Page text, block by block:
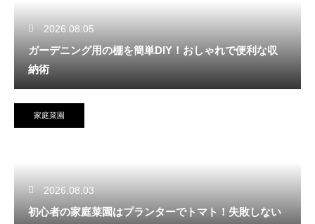
2026.08.05
ガーデニング用の棚を簡単DIY！おしゃれで便利な収
納術
家庭菜園
2026.08.03
初心者の家庭菜園はプランターでトマト！失敗しない